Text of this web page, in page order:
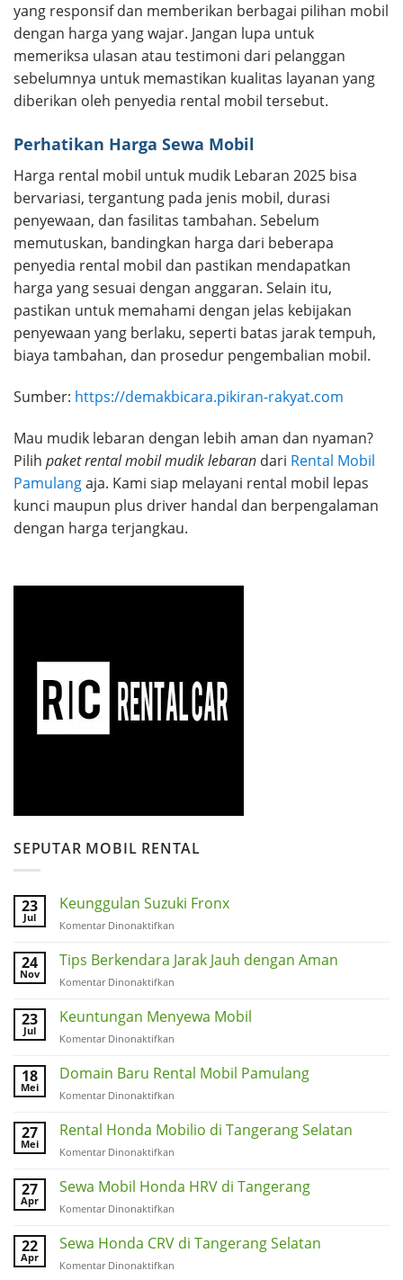
yang responsif dan memberikan berbagai pilihan mobil
dengan harga yang wajar. Jangan lupa untuk
memeriksa ulasan atau testimoni dari pelanggan
sebelumnya untuk memastikan kualitas layanan yang
diberikan oleh penyedia rental mobil tersebut.
Perhatikan Harga Sewa Mobil
Harga rental mobil untuk mudik Lebaran 2025 bisa
bervariasi, tergantung pada jenis mobil, durasi
penyewaan, dan fasilitas tambahan. Sebelum
memutuskan, bandingkan harga dari beberapa
penyedia rental mobil dan pastikan mendapatkan
harga yang sesuai dengan anggaran. Selain itu,
pastikan untuk memahami dengan jelas kebijakan
penyewaan yang berlaku, seperti batas jarak tempuh,
biaya tambahan, dan prosedur pengembalian mobil.
Sumber: https://demakbicara.pikiran-rakyat.com
Mau mudik lebaran dengan lebih aman dan nyaman?
Pilih paket rental mobil mudik lebaran dari Rental Mobil
Pamulangaja. Kami siap melayani rental mobil lepas
kunci maupun plus driver handal dan berpengalaman
dengan harga terjangkau.
SEPUTAR MOBIL RENTAL
23
Jul
Keunggulan Suzuki Fronx
Komentar Dinonaktifkan
Suzuki
Fronx
24
Nov
Tips Berkendara Jarak Jauh dengan Aman
Komentar Dinonaktifkan
Berkendara
Jarak
Aman
23
Jul
Keuntungan Menyewa Mobil
Komentar Dinonaktifkan
Menyewa
18
Mei
Domain Baru Rental Mobil Pamulang
Komentar Dinonaktifkan
Baru
27
Mei
Rental Honda Mobilio di Tangerang Selatan
Komentar Dinonaktifkan
Honda
Selatan
27
Apr
Sewa Mobil Honda HRV di Tangerang
Komentar Dinonaktifkan
Mobil
22
Apr
Sewa Honda CRV di Tangerang Selatan
Komentar Dinonaktifkan